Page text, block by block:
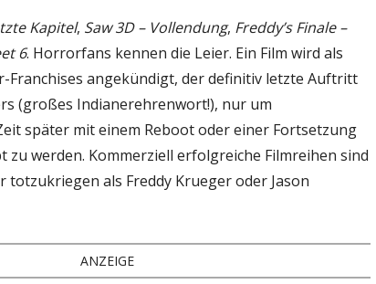
Kapitel, Saw 3D – Vollendung, Freddy’s Finale –
6. Horrorfans kennen die Leier. Ein Film wird als
Franchises angekündigt, der definitiv letzte Auftritt
(großes Indianerehrenwort!), nur um
später mit einem Reboot oder einer Fortsetzung
zu werden. Kommerziell erfolgreiche Filmreihen sind
totzukriegen als Freddy Krueger oder Jason
ANZEIGE